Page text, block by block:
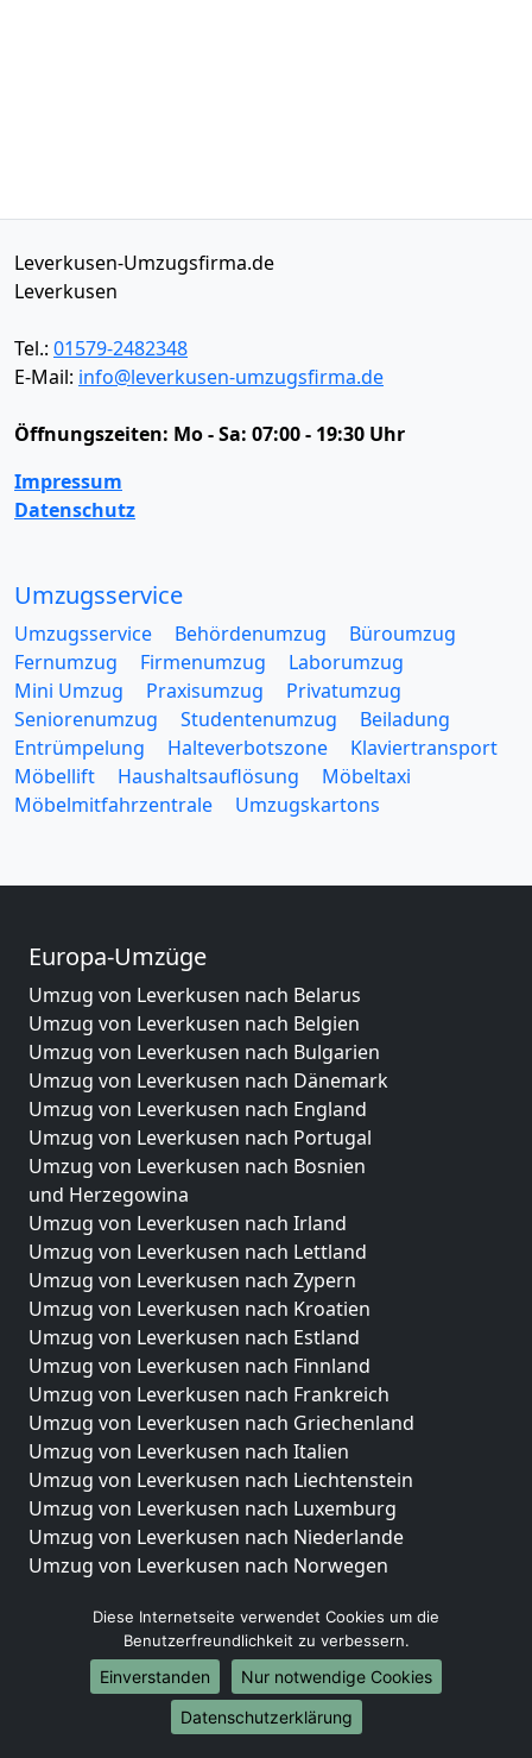
Leverkusen-Umzugsfirma.de
Leverkusen
Tel.: 01579-2482348
E-Mail: info@leverkusen-umzugsfirma.de
Öffnungszeiten: Mo - Sa: 07:00 - 19:30 Uhr
Impressum
Datenschutz
Umzugsservice
Umzugsservice Behördenumzug
Büroumzug
Fernumzug
Firmenumzug
Laborumzug
Mini Umzug
Praxisumzug
Privatumzug
Seniorenumzug
Studentenumzug
Beiladung
Entrümpelung
Halteverbotszone
Klaviertransport
Möbellift
Haushaltsauflösung
Möbeltaxi
Möbelmitfahrzentrale
Umzugskartons
Europa-Umzüge
Umzug von Leverkusen nach Belarus
Umzug von Leverkusen nach Belgien
Umzug von Leverkusen nach Bulgarien
Umzug von Leverkusen nach Dänemark
Umzug von Leverkusen nach England
Umzug von Leverkusen nach Portugal
Umzug von Leverkusen nach Bosnien
und Herzegowina
Umzug von Leverkusen nach Irland
Umzug von Leverkusen nach Lettland
Umzug von Leverkusen nach Zypern
Umzug von Leverkusen nach Kroatien
Umzug von Leverkusen nach Estland
Umzug von Leverkusen nach Finnland
Umzug von Leverkusen nach Frankreich
Umzug von Leverkusen nach Griechenland
Umzug von Leverkusen nach Italien
Umzug von Leverkusen nach Liechtenstein
Umzug von Leverkusen nach Luxemburg
Umzug von Leverkusen nach Niederlande
Umzug von Leverkusen nach Norwegen
Umzüge-Deutschlandweit
Umzug von Leverkusen nach Berlin
Umzug von Leverkusen nach Hamburg
Umzug von Leverkusen nach München
Umzug von Leverkusen nach Köln
Diese Internetseite verwendet Cookies um die
Benutzerfreundlichkeit zu verbessern.
Einverstanden
Nur notwendige Cookies
Datenschutzerklärung